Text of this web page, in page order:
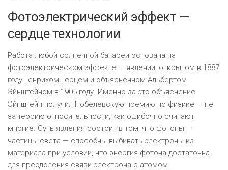
Фотоэлектрический эффект —
сердце технологии
Работа любой солнечной батареи основана на
фотоэлектрическом эффекте — явлении, открытом в 1887
году Генрихом Герцем и объяснённом Альбертом
Эйнштейном в 1905 году. Именно за это объяснение
Эйнштейн получил Нобелевскую премию по физике — не
за теорию относительности, как ошибочно считают
многие. Суть явления состоит в том, что фотоны —
частицы света — способны выбивать электроны из
материала при условии, что энергия фотона достаточна
для преодоления связи электрона с атомом.